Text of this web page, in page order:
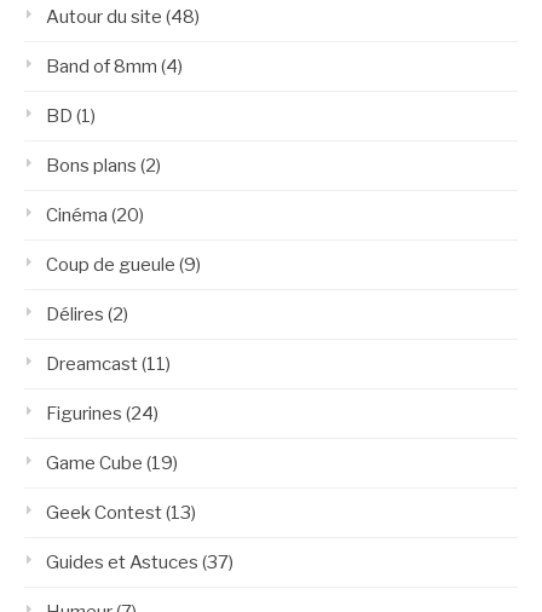
Autour du site (48)
Band of 8mm (4)
BD (1)
Bons plans (2)
Cinéma (20)
Coup de gueule (9)
Délires (2)
Dreamcast(11)
Figurines (24)
Game Cube (19)
Geek Contest(13)
Guides et Astuces (37)